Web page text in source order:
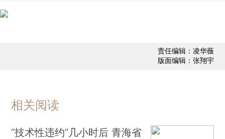
责任编辑：凌华薇
版面编辑：张翔宇
相关阅读
“技术性违约”几小时后 青海省